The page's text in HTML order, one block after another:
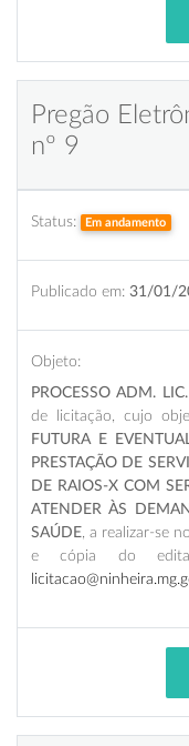
Pregão
nº 9
Status: Em andamento
Publicado em: 31/01/
Objeto:
PROCESSO ADM.
de licitação, cujo
FUTURA E
PRESTAÇÃO DE
DE RAIOS-X COM
ATENDER ÀS
SAÚDE , a realizar-se
e cópia do